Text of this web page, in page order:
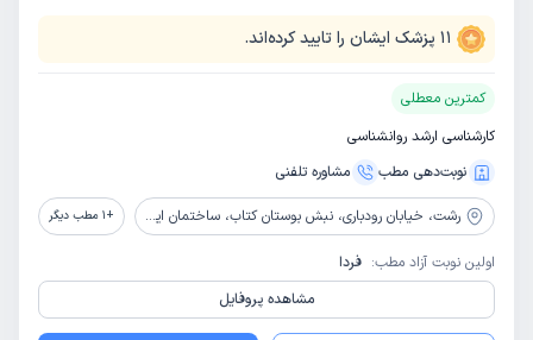
11 پزشک ایشان را تایید کرده‌اند.
کمترین معطلی
کارشناسی ارشد روانشناسی
نوبت‌دهی مطب
مشاوره‌ تلفنی
رشت، خیابان رودباری، نبش بوستان کتاب، ساختمان ایرانیان، طبقه 3، واحد 5 +
1 مطب دیگر
اولین نوبت آزاد مطب: فردا
مشاهده پروفایل